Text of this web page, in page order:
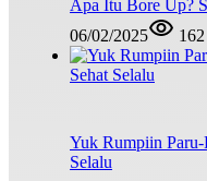
Apa Itu Bore Up?
06/02/2025
162
Yuk Rumpiin Paru-
Selalu